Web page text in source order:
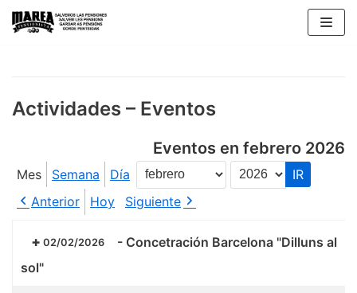
Saltar
Actividades – Eventos
Eventos en febrero 2026
Mes Semana Día
Mes
Año
Anterior
Hoy Siguiente
02/02/2026 - Concetración Barcelona "Dilluns al
sol"